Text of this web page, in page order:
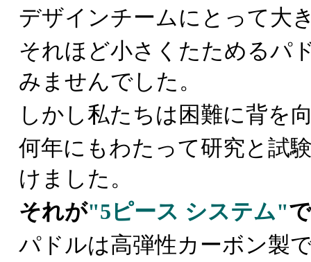
デザインチームにとって大
それほど小さくたためるパ
みませんでした。
しかし私たちは困難に背を
何年にもわたって研究と試
けました。
それが"5ピース システム"
パドルは高弾性カーボン製